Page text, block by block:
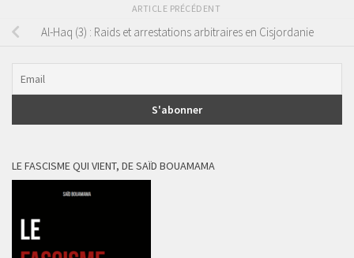
ARTICLE PRÉCÉDENT
Al-Haq (3) : Raids et arrestations arbitraires en Cisjordanie
LE FASCISME QUI VIENT, DE SAÏD BOUAMAMA